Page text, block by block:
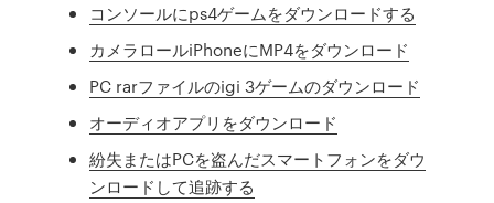
コンソールにps4ゲームをダウンロードする
カメラロールiPhoneにMP4をダウンロード
PC rarファイルのigi 3ゲームのダウンロード
オーディオアプリをダウンロード
紛失またはPCを盗んだスマートフォンをダウ
ンロードして追跡する